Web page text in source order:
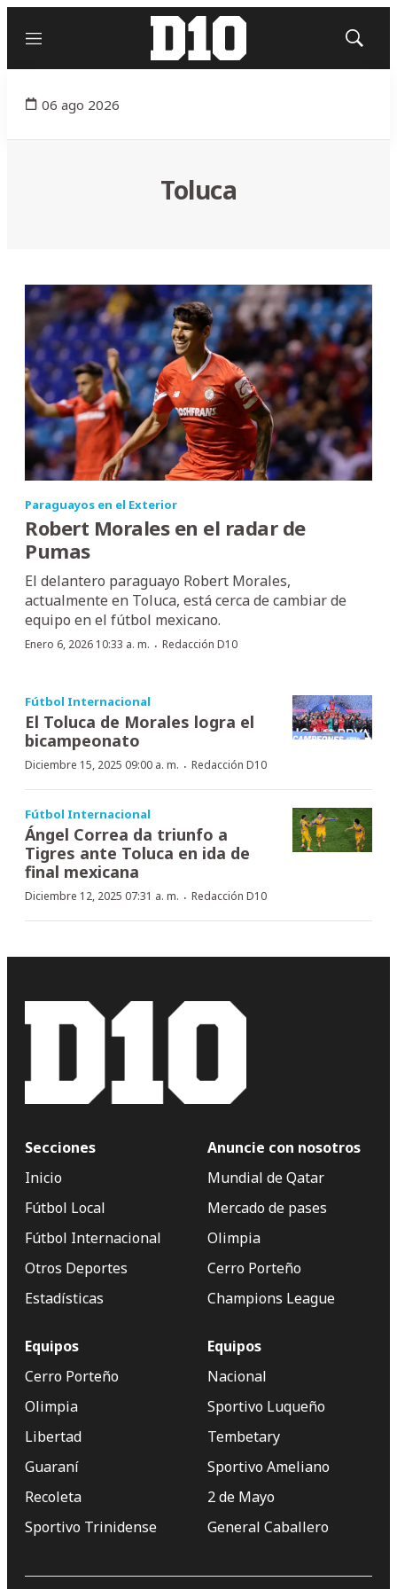
Menú
Mostrar
06 ago 2026
Toluca
Paraguayos en el Exterior
Robert Morales en el radar de
Pumas
El delantero paraguayo Robert Morales,
actualmente en Toluca, está cerca de cambiar de
equipo en el fútbol mexicano.
Enero 6, 2026 10:33 a. m. · Redacción D10
Fútbol Internacional
El Toluca de Morales logra el
bicampeonato
Diciembre 15, 2025 09:00 a. m. · Redacción D10
Fútbol Internacional
Ángel Correa da triunfo a
Tigres ante Toluca en ida de
final mexicana
Diciembre 12, 2025 07:31 a. m. · Redacción D10
Secciones
Inicio
Fútbol Local
Fútbol Internacional
Otros Deportes
Estadísticas
Anuncie con nosotros
Mundial de Qatar
Mercado de pases
Olimpia
Cerro Porteño
Champions League
Equipos
Cerro Porteño
Olimpia
Libertad
Guaraní
Recoleta
Sportivo Trinidense
Equipos
Nacional
Sportivo Luqueño
Tembetary
Sportivo Ameliano
2 de Mayo
General Caballero